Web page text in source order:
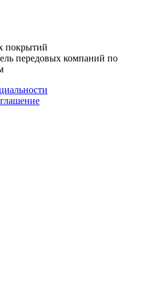
покрытий
передовых компаний по